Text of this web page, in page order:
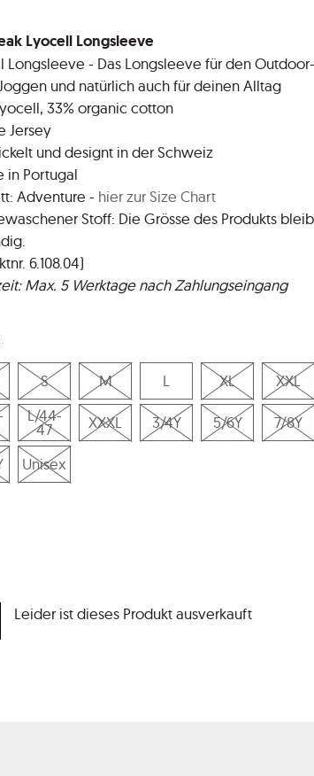
Lyocell Longsleeve
Longsleeve - Das Longsleeve für den
und natürlich auch für deinen Alltag
33% organic cotton
Jersey
und designt in der Schweiz
in Portugal
Adventure - hier zur Size Chart
Stoff: Die Grösse des Produkts
6.108.04)
Max. 5 Werktage nach Zahlungseingang
S M L XL XXL
L/44-
47 XXXL 3/4Y 5/6Y 7/8Y
Unisex
Leider ist dieses Produkt ausverkauft